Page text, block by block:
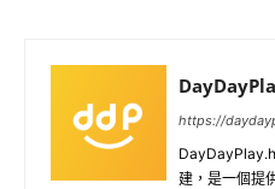
https://
建，是一個提